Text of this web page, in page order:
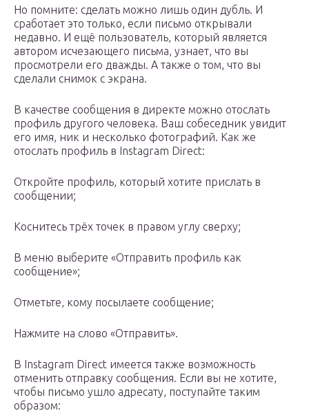
Но помните: сделать можно лишь один дубль. И
сработает это только, если письмо открывали
недавно. И ещё пользователь, который является
автором исчезающего письма, узнает, что вы
просмотрели его дважды. А также о том, что вы
сделали снимок с экрана.
В качестве сообщения в директе можно отослать
профиль другого человека. Ваш собеседник увидит
его имя, ник и несколько фотографий. Как же
отослать профиль в Instagram Direct:
Откройте профиль, который хотите прислать в
сообщении;
Коснитесь трёх точек в правом углу сверху;
В меню выберите «Отправить профиль как
сообщение»;
Отметьте, кому посылаете сообщение;
Нажмите на слово «Отправить».
В Instagram Direct имеется также возможность
отменить отправку сообщения. Если вы не хотите,
чтобы письмо ушло адресату, поступайте таким
образом: